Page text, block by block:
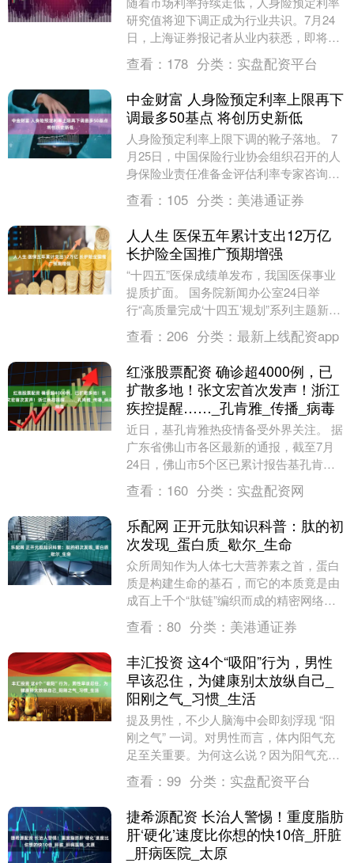
研究值将迎下调正成为行业共识。7月24
日，上海证券报记者从业内获悉，即将公
布的普通型人身保险产品预定利率研究值
或迎来下调，此....
查看： 178 分类： 实盘配资平台
中金财富 人身险预定利率上限再下
调最多50基点 将创历史新低
人身险预定利率上限下调的靴子落地。 7
月25日，中国保险行业协会组织召开的人
身保险业责任准备金评估利率专家咨询委
员会2025年二季度例会传递出的信息显
示，当前普....
查看： 105 分类： 美港通证券
人人生 医保五年累计支出12万亿
长护险全国推广预期增强
“十四五”医保成绩单发布，我国医保事业
提质扩面。 国务院新闻办公室24日举
行“高质量完成‘十四五’规划”系列主题新闻
发布会。国家医疗保障局局长章轲表
示，“十四五....
查看： 206 分类： 最新上线配资app
红涨股票配资 确诊超4000例，已
扩散多地！张文宏首次发声！浙江
疾控提醒……_孔肯雅_传播_病毒
近日，基孔肯雅热疫情备受外界关注。 据
广东省佛山市各区最新的通报，截至7月
24日，佛山市5个区已累计报告基孔肯雅
热确诊病例超过4000例，其中顺德区报告
确诊病例....
查看： 160 分类： 实盘配资网
乐配网 正开元肽知识科普：肽的初
次发现_蛋白质_歇尔_生命
众所周知作为人体七大营养素之首，蛋白
质是构建生命的基石，而它的本质竟是由
成百上千个“肽链”编织而成的精密网络，
简言说蛋白质就是由成百上千的大小不一
的肽链接组成的....
查看： 80 分类： 美港通证券
丰汇投资 这4个“吸阳”行为，男性
早该忍住，为健康别太放纵自己_
阳刚之气_习惯_生活
提及男性，不少人脑海中会即刻浮现 “阳
刚之气” 一词。对男性而言，体内阳气充
足至关重要。为何这么说？因为阳气充盈
往往表明肾脏功能强健，这有助于维持体
内正常的内分....
查看： 99 分类： 实盘配资平台
捷希源配资 长治人警惕！重度脂肪
肝‘硬化’速度比你想的快10倍_肝脏
_肝病医院_太原